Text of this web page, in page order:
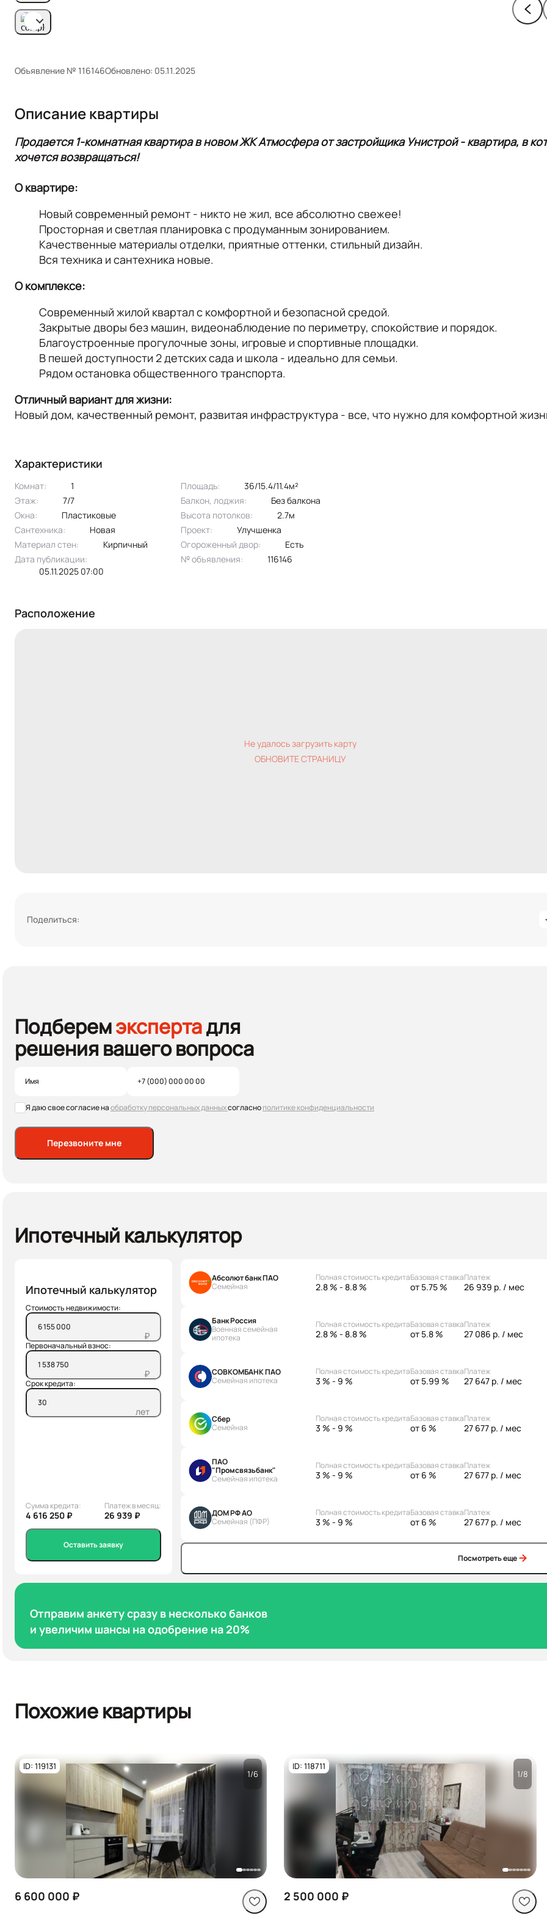
Объявление № 116146Обновлено: 05.11.2025
Описание квартиры
Продается 1-комнатная квартира в новом ЖК Атмосфера от застройщика Унистрой - квартира, в
хочется возвращаться!
О квартире:
Новый современный ремонт - никто не жил, все абсолютно свежее!
Просторная и светлая планировка с продуманным зонированием.
Качественные материалы отделки, приятные оттенки, стильный дизайн.
Вся техника и сантехника новые.
О комплексе:
Современный жилой квартал с комфортной и безопасной средой.
Закрытые дворы без машин, видеонаблюдение по периметру, спокойствие и порядок.
Благоустроенные прогулочные зоны, игровые и спортивные площадки.
В пешей доступности 2 детских сада и школа - идеально для семьи.
Рядом остановка общественного транспорта.
Отличный вариант для жизни:
Новый дом, качественный ремонт, развитая инфраструктура - все, что нужно для комфортной
Характеристики
Комнат: 1 Площадь:
36/15.4/11.4м²
Этаж:
7/7 Балкон, лоджия:
без балкона
Окна:
пластиковые Высота потолков:
2.7м
Сантехника:
новая Проект:
улучшенка
Материал стен:
Кирпичный Огороженный двор:
Есть
Дата публикации:
05.11.2025 07:00
№ объявления: 116146
Расположение
Не удалось загрузить карту
ОБНОВИТЕ СТРАНИЦУ
Поделиться:
Подберемэкспертадля
решения вашего вопроса
Я даю свое согласие наобработку персональных данныхсогласнополитике конфиденциальности
Перезвоните мне
Ипотечный калькулятор
Ипотечный калькулятор
Стоимость недвижимости:
₽
Первоначальный взнос:
₽
Срок кредита:
лет
Сумма кредита:
4 616 250 ₽
Платеж в месяц:
26 939 ₽
Оставить заявку
Абсолют банк ПАО
Семейная
Полная стоимость кредита
2.8 % - 8.8 %
Базовая ставка
от 5.75 %
Платеж
26 939 р. / мес
Банк Россия
Военная семейная
ипотека
Полная стоимость кредита
2.8 % - 8.8 %
Базовая ставка
от 5.8 %
Платеж
27 086 р. / мес
СОВКОМБАНК ПАО
Семейная ипотека
Полная стоимость кредита
3 % - 9 %
Базовая ставка
от 5.99 %
Платеж
27 647 р. / мес
Сбер
Семейная
Полная стоимость кредита
3 % - 9 %
Базовая ставка
от 6 %
Платеж
27 677 р. / мес
ПАО
"Промсвязьбанк"
Семейная ипотека
Полная стоимость кредита
3 % - 9 %
Базовая ставка
от 6 %
Платеж
27 677 р. / мес
ДОМ РФ АО
Семейная (ПФР)
Полная стоимость кредита
3 % - 9 %
Базовая ставка
от 6 %
Платеж
27 677 р. / мес
Посмотреть еще
Отправим анкету сразу в несколько банков
и увеличим шансы на одобрение на 20%
Похожие квартиры
Посмотреть все
фото
ID: 119131
1/6
6 600 000 ₽
Посмотреть все
фото
ID: 118711
1/8
2 500 000 ₽